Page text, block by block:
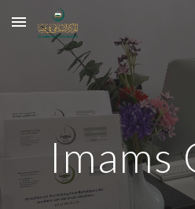
Skip to main content
Imams